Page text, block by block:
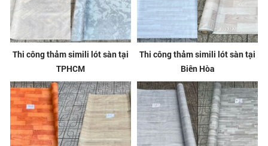
Thi công thảm simili lót sàn tại
TPHCM
Thi công thảm simili lót sàn tại
Biên Hòa